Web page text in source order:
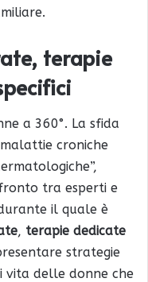
, terapie
a 360°. La sfida
croniche
tra esperti e
il quale è
, terapie dedicate
strategie
vita delle donne che